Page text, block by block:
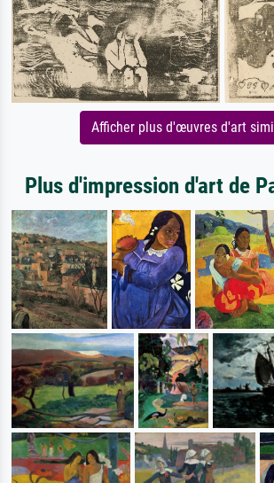
Afficher plus d'œuvres d'art
Plus d'impression d'art de